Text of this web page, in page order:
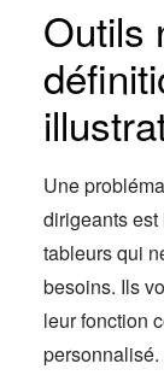
Outils
Une
dirigeants est
tableurs qui
besoins. Ils
leur fonction
personnalisé.